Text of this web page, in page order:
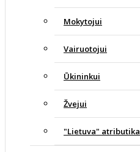
Mokytojui
Vairuotojui
Ūkininkui
Žvejui
"Lietuva" atributika